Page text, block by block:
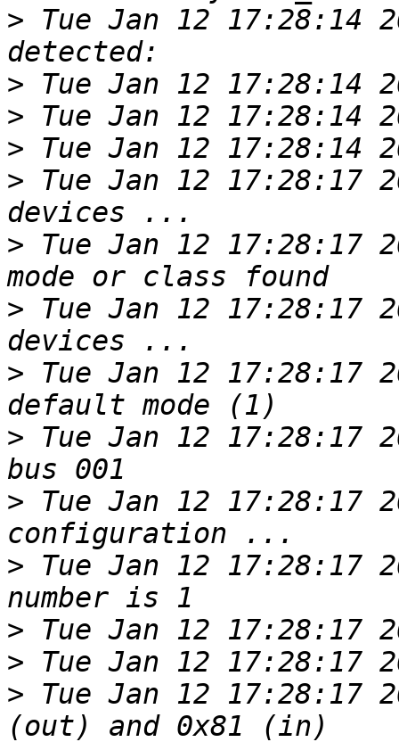
> Tue Jan 12 17:28:14
>
>
>
> Tue Jan 12 17:28:17
> Tue Jan 12 17:28:17
> Tue Jan 12 17:28:17
> Tue Jan 12 17:28:17
> Tue Jan 12 17:28:17
> Tue Jan 12 17:28:17
> Tue Jan 12 17:28:17
>
>
> Tue Jan 12 17:28:17